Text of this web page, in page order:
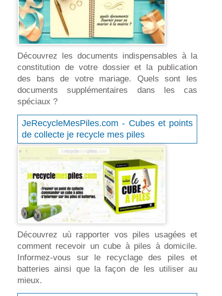
Découvrez les documents indispensables à la
constitution de votre dossier et la publication
des bans de votre mariage. Quels sont les
documents supplémentaires dans les cas
spéciaux ?
JeRecycleMesPiles.com - Cubes et points
de collecte je recycle mes piles
Découvrez uù rapporter vos piles usagées et
comment recevoir un cube à piles à domicile.
Informez-vous sur le recyclage des piles et
batteries ainsi que la façon de les utiliser au
mieux.